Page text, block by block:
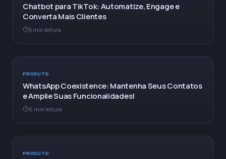
Chatbot para TikTok: Automatize, Engage e
Converta Mais Clientes
5 min leitura
PRODUTO
WhatsApp Coexistence: Mantenha Seus Contatos
e Amplie Suas Funcionalidades!
6 min leitura
PRODUTO